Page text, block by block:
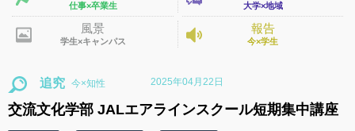
仕事×卒業生 大学×地域
風景
学生×キャンパス
報告
今×学生
追究 2025年04月22日
交流文化学部 JALエアラインスクール短期集中講座